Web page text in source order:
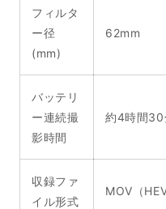
フィルタ
ー径
(mm)
62mm
バッテリ
ー連続撮
影時間
約4時間30
収録ファ
イル形式
MOV（